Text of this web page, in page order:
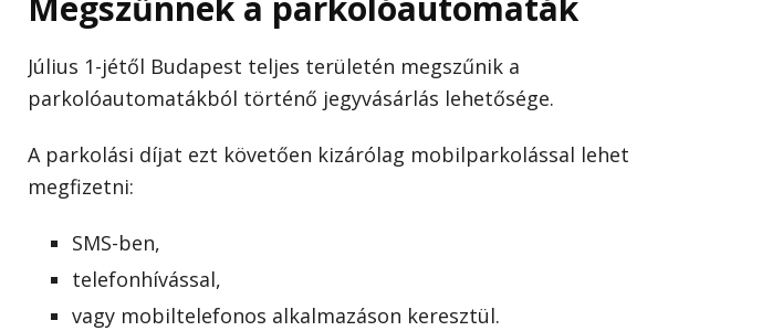
Július 1-jétől Budapest teljes területén megszűnik a
parkolóautomatákból történő jegyvásárlás lehetősége.
A parkolási díjat ezt követően kizárólag mobilparkolással lehet
megfizetni:
SMS-ben,
telefonhívással,
vagy mobiltelefonos alkalmazáson keresztül.